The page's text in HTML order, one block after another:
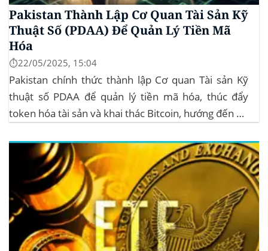
Pakistan Thành Lập Cơ Quan Tài Sản Kỹ
Thuật Số (PDAA) Để Quản Lý Tiền Mã
Hóa
⏱️22/05/2025, 15:04
Pakistan chính thức thành lập Cơ quan Tài sản Kỹ
thuật số PDAA để quản lý tiền mã hóa, thúc đẩy
token hóa tài sản và khai thác Bitcoin, hướng đến hệ
Hóa Mới tại Pakistan Chính phủ Pakistan...